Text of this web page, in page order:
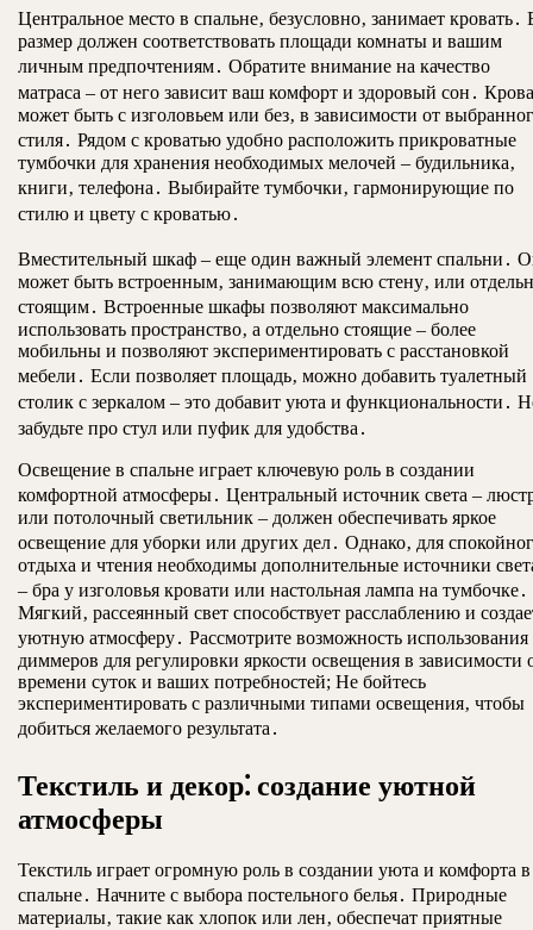
Центральное место в спальне‚ безусловно‚ занимает кровать․
размер должен соответствовать площади комнаты и вашим
личным предпочтениям․ Обратите внимание на качество
матраса – от него зависит ваш комфорт и здоровый сон․
может быть с изголовьем или без‚ в зависимости от
стиля․ Рядом с кроватью удобно расположить прикроватные
тумбочки для хранения необходимых мелочей – будильника‚
книги‚ телефона․ Выбирайте тумбочки‚ гармонирующие по
стилю и цвету с кроватью․
Вместительный шкаф – еще один важный элемент спальни․
может быть встроенным‚ занимающим всю стену‚ или
стоящим․ Встроенные шкафы позволяют максимально
использовать пространство‚ а отдельно стоящие – более
мобильны и позволяют экспериментировать с расстановкой
мебели․ Если позволяет площадь‚ можно добавить туалетный
столик с зеркалом – это добавит уюта и функциональности․
забудьте про стул или пуфик для удобства․
Освещение в спальне играет ключевую роль в создании
комфортной атмосферы․ Центральный источник света –
или потолочный светильник – должен обеспечивать яркое
освещение для уборки или других дел․ Однако‚ для
отдыха и чтения необходимы дополнительные источники
– бра у изголовья кровати или настольная лампа на тумбочке․
Мягкий‚ рассеянный свет способствует расслаблению и
уютную атмосферу․ Рассмотрите возможность использования
диммеров для регулировки яркости освещения в зависимости
времени суток и ваших потребностей; Не бойтесь
экспериментировать с различными типами освещения‚ чтобы
добиться желаемого результата․
Текстиль и декор⁚ создание уютной
атмосферы
Текстиль играет огромную роль в создании уюта и комфорта в
спальне․ Начните с выбора постельного белья․ Природные
материалы‚ такие как хлопок или лен‚ обеспечат приятные